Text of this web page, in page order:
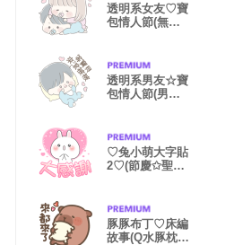
透明系女友♡寶
包情人節(無字
透明系男友☆寶
包情人節(男友
♡兔小萌大字貼
2♡(節慶✩聖誕
豚豚布丁♡床編
故事(Q水豚枕頭